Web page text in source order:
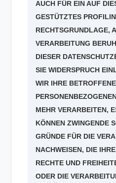
AUCH FÜR EIN AUF
GESTÜTZTES
RECHTSGRUNDLAGE,
VERARBEITUNG
DIESER
SIE WIDERSPRUCH
WIR IHRE
MEHR VERARBEITEN,
KÖNNEN ZWINGENDE
GRÜNDE FÜR DIE
NACHWEISEN, DIE
RECHTE UND
ODER DIE